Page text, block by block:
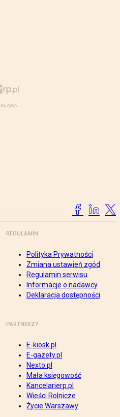
REGULAMIN
Polityka Prywatności
Zmiana ustawień zgód
Regulamin serwisu
Informacje o nadawcy
Deklaracja dostępności
PARTNERZY
E-kiosk.pl
E-gazety.pl
Nexto.pl
Mała księgowość
Kancelarierp.pl
Wieści Rolnicze
Życie Warszawy